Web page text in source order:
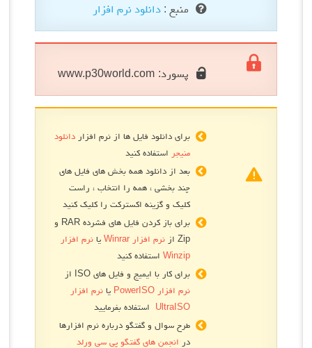
منبع : دانلود نرم افزار
پسورد: www.p30world.com
برای دانلود فایل ها از نرم افزار دانلود
منیجر استفاده کنید
بعد از دانلود همه بخش های فایل های
چند بخشی ، همه را انتخاب ، راست
کلیک و گزینه اکسترکت را کلیک کنید
برای باز کردن فایل های فشرده RAR و
Zip از
نرم افزار Winrar یا نرم افزار
Winzipاستفاده کنید
برای کار با ایمیج و فایل های ISO از
نرم افزار PowerISO
یا نرم افزار
UltraISO استفاده بفرمایید
طرح سوال و گفتگو درباره نرم افزارها
در انجمن های گفتگو پی سی ورلد